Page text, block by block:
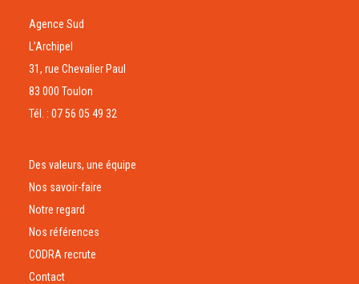
Agence Sud
L’Archipel
31, rue Chevalier Paul
83 000 Toulon
Tél. : 07 56 05 49 32
Des valeurs, une équipe
Nos savoir-faire
Notre regard
Nos références
CODRA recrute
Contact